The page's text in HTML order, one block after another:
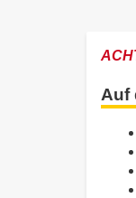
Auf